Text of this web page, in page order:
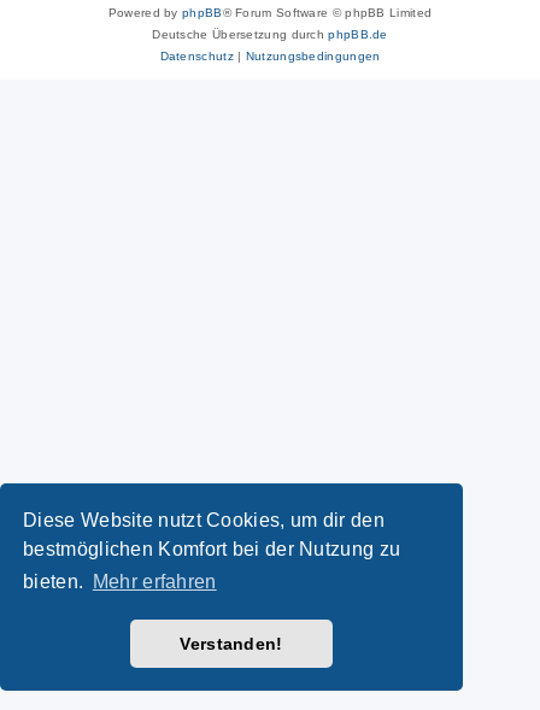
Diese Website nutzt Cookies, um dir den
bestmöglichen Komfort bei der Nutzung zu
bieten.
Mehr erfahren
Verstanden!
Powered byphpBB® Forum Software © phpBB Limited
Deutsche Übersetzung durchphpBB.de
Datenschutz| Nutzungsbedingungen